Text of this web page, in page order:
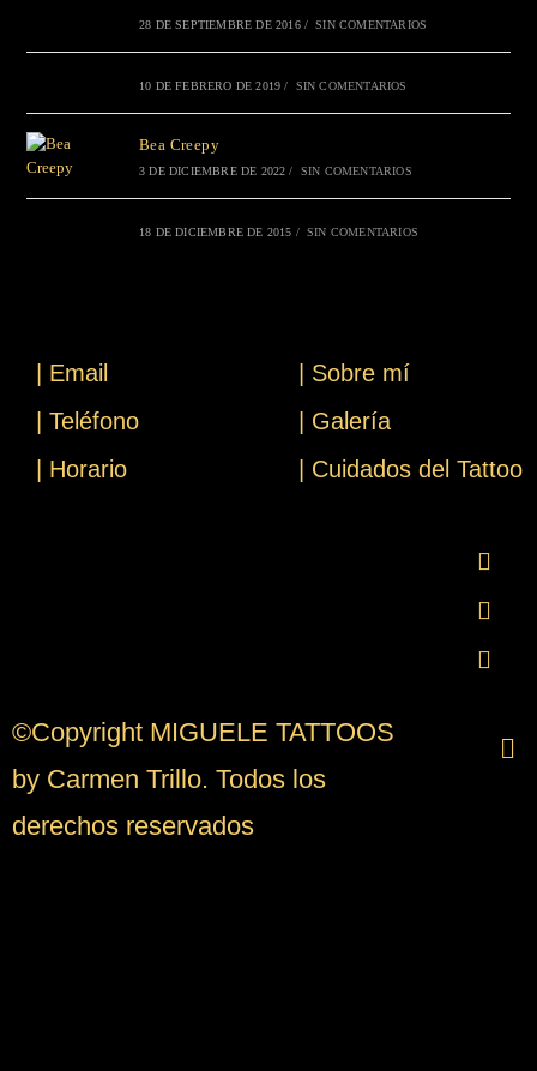
28 DE SEPTIEMBRE DE 2016 / SIN COMENTARIOS
10 DE FEBRERO DE 2019 / SIN COMENTARIOS
Bea Creepy
3 DE DICIEMBRE DE 2022 / SIN COMENTARIOS
18 DE DICIEMBRE DE 2015 / SIN COMENTARIOS
| Email
| Sobre mí
| Teléfono
| Horario
| Galería
| Cuidados del Tattoo
©Copyright MIGUELE TATTOOS
by Carmen Trillo. Todos los
derechos reservados